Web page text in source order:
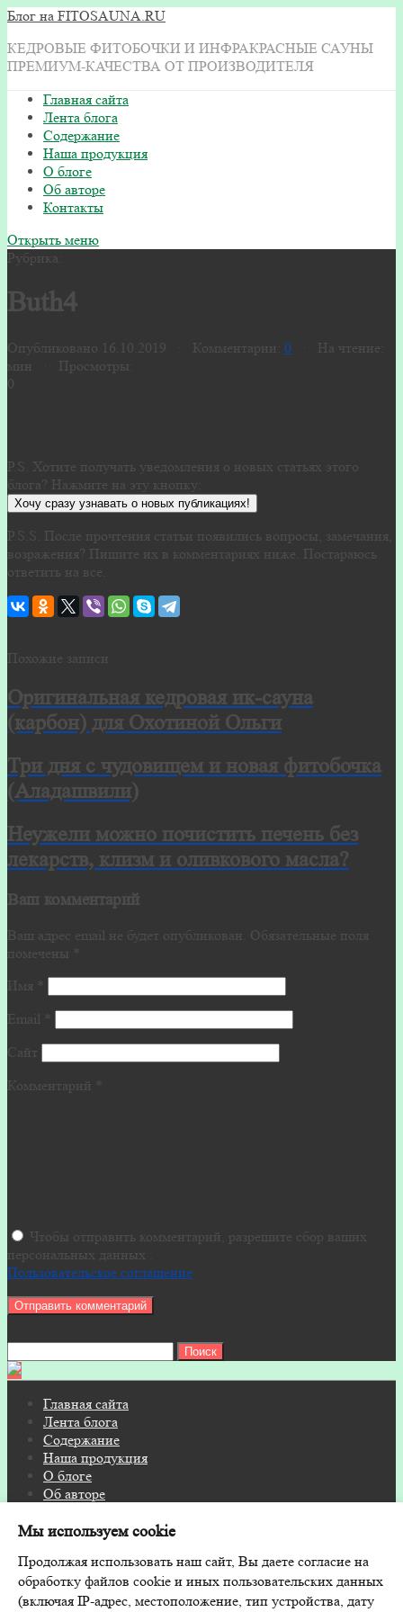
Блог на FITOSAUNA.RU
КЕДРОВЫЕ ФИТОБОЧКИ И ИНФРАКРАСНЫЕ САУНЫ
ПРЕМИУМ-КАЧЕСТВА ОТ ПРОИЗВОДИТЕЛЯ
Главная сайта
Лента блога
Содержание
Наша продукция
О блоге
Об авторе
Контакты
Открыть меню
Рубрика:
Buth4
Опубликовано 16.10.2019 · Комментарии: 0 · На чтение:
мин · Просмотры:
0
P.S. Хотите получать уведомления о новых статьях этого
блога? Нажмите на эту кнопку:
Хочу сразу узнавать о новых публикациях!
P.S.S. После прочтения статьи появились вопросы, замечания,
возражения? Пишите их в комментариях ниже. Постараюсь
ответить на все.
Похожие записи
Оригинальная кедровая ик-сауна
(карбон) для Охотиной Ольги
Три дня с чудовищем и новая фитобочка
(Аладашвили)
Неужели можно почистить печень без
лекарств, клизм и оливкового масла?
Ваш комментарий
Ваш адрес email не будет опубликован. Обязательные поля
помечены
Имя
Email
Сайт
Комментарий
Чтобы отправить комментарий, разрешите сбор ваших
персональных данных .
Пользовательское соглашение
Главная сайта
Лента блога
Содержание
Наша продукция
О блоге
Об авторе
© 2026 Блог на FITOSAUNA.RU · Дизайн и поддержка:
GoodwinPress.ru
Мы используем cookie
Продолжая использовать наш сайт, Вы даете согласие на
обработку файлов cookie и иных пользовательских данных
(включая IP-адрес, местоположение, тип устройства, дату